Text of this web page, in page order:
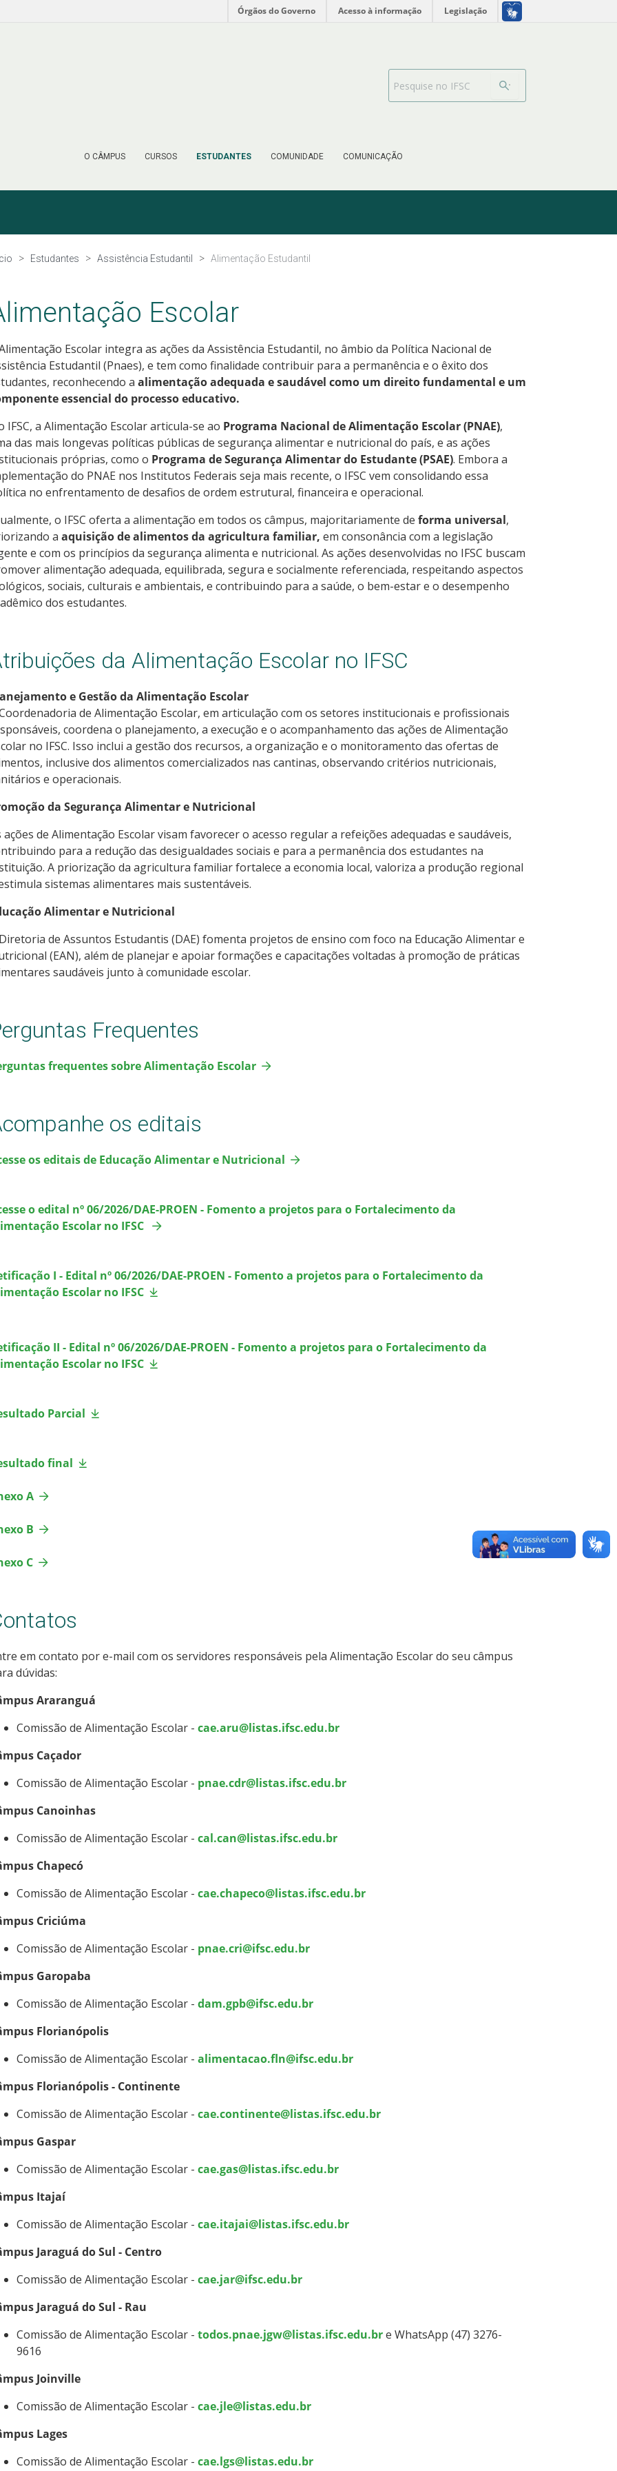
Órgãos do Governo Acesso à informação Legislação
O CÂMPUS CURSOS ESTUDANTES COMUNIDADE COMUNICAÇÃO
Barra de busca
Estudantes Assistência Estudantil Alimentação Estudantil
Escolar
Escolar integra as ações da Assistência Estudantil, no âmbio da Política Nacional de
Estudantil (Pnaes), e tem como finalidade contribuir para a permanência e o êxito dos
reconhecendo a alimentação adequada e saudável como um direito fundamental e um
essencial do processo educativo.
IFSC, a Alimentação Escolar articula-se ao Programa Nacional de Alimentação Escolar (PNAE),
das mais longevas políticas públicas de segurança alimentar e nutricional do país, e as ações
próprias, como o Programa de Segurança Alimentar do Estudante (PSAE). Embora a
do PNAE nos Institutos Federais seja mais recente, o IFSC vem consolidando essa
no enfrentamento de desafios de ordem estrutural, financeira e operacional.
o IFSC oferta a alimentação em todos os câmpus, majoritariamente de forma universal,
a aquisição de alimentos da agricultura familiar, em consonância com a legislação
e com os princípios da segurança alimenta e nutricional. As ações desenvolvidas no IFSC buscam
alimentação adequada, equilibrada, segura e socialmente referenciada, respeitando aspectos
sociais, culturais e ambientais, e contribuindo para a saúde, o bem-estar e o desempenho
dos estudantes.
da Alimentação Escolar no IFSC
e Gestão da Alimentação Escolar
de Alimentação Escolar, em articulação com os setores institucionais e profissionais
coordena o planejamento, a execução e o acompanhamento das ações de Alimentação
no IFSC. Isso inclui a gestão dos recursos, a organização e o monitoramento das ofertas de
inclusive dos alimentos comercializados nas cantinas, observando critérios nutricionais,
e operacionais.
da Segurança Alimentar e Nutricional
ações de Alimentação Escolar visam favorecer o acesso regular a refeições adequadas e saudáveis,
para a redução das desigualdades sociais e para a permanência dos estudantes na
A priorização da agricultura familiar fortalece a economia local, valoriza a produção regional
sistemas alimentares mais sustentáveis.
Alimentar e Nutricional
de Assuntos Estudantis (DAE) fomenta projetos de ensino com foco na Educação Alimentar e
(EAN), além de planejar e apoiar formações e capacitações voltadas à promoção de práticas
saudáveis junto à comunidade escolar.
Frequentes
frequentes sobre Alimentação Escolar
os editais
os editais de Educação Alimentar e Nutricional
o edital nº 06/2026/DAE-PROEN - Fomento a projetos para o Fortalecimento da
Escolar no IFSC
I - Edital nº 06/2026/DAE-PROEN - Fomento a projetos para o Fortalecimento da
Escolar no IFSC
II - Edital nº 06/2026/DAE-PROEN - Fomento a projetos para o Fortalecimento da
Escolar no IFSC
Parcial
final
A
B
C
em contato por e-mail com os servidores responsáveis pela Alimentação Escolar do seu câmpus
dúvidas:
Araranguá
Comissão de Alimentação Escolar - cae.aru@listas.ifsc.edu.br
Caçador
Comissão de Alimentação Escolar - pnae.cdr@listas.ifsc.edu.br
Canoinhas
Comissão de Alimentação Escolar - cal.can@listas.ifsc.edu.br
Chapecó
Comissão de Alimentação Escolar - cae.chapeco@listas.ifsc.edu.br
Criciúma
Comissão de Alimentação Escolar - pnae.cri@ifsc.edu.br
Garopaba
Comissão de Alimentação Escolar - dam.gpb@ifsc.edu.br
Florianópolis
Comissão de Alimentação Escolar - alimentacao.fln@ifsc.edu.br
Florianópolis - Continente
Comissão de Alimentação Escolar - cae.continente@listas.ifsc.edu.br
Gaspar
Comissão de Alimentação Escolar - cae.gas@listas.ifsc.edu.br
Itajaí
Comissão de Alimentação Escolar - cae.itajai@listas.ifsc.edu.br
Jaraguá do Sul - Centro
Comissão de Alimentação Escolar - cae.jar@ifsc.edu.br
Jaraguá do Sul - Rau
Comissão de Alimentação Escolar - todos.pnae.jgw@listas.ifsc.edu.bre WhatsApp (47) 3276-
9616
Joinville
Comissão de Alimentação Escolar - cae.jle@listas.edu.br
Lages
Comissão de Alimentação Escolar - cae.lgs@listas.edu.br